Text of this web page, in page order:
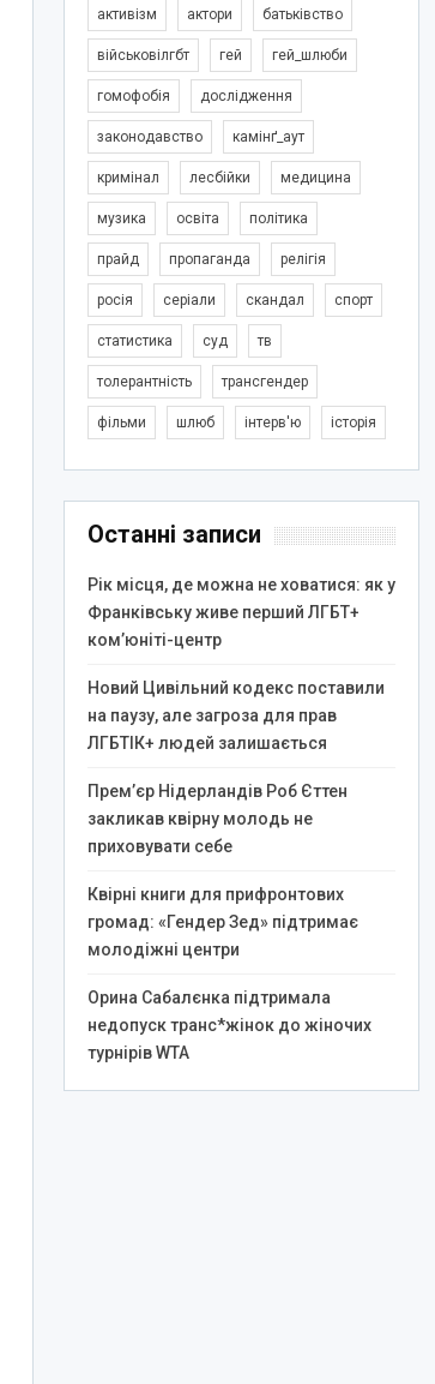
активізм актори батьківство
військовілгбт гей гей_шлюби
гомофобія дослідження
законодавство камінґ_аут
кримінал лесбійки медицина
музика освіта політика
прайд пропаганда релігія
росія серіали скандал спорт
статистика суд тв
толерантність трансгендер
фільми шлюб інтерв'ю історія
Останні записи
Рік місця, де можна не ховатися: як у
Франківську живе перший ЛГБТ+
ком’юніті-центр
Новий Цивільний кодекс поставили
на паузу, але загроза для прав
ЛГБТІК+ людей залишається
Прем’єр Нідерландів Роб Єттен
закликав квірну молодь не
приховувати себе
Квірні книги для прифронтових
громад: «Гендер Зед» підтримає
молодіжні центри
Орина Сабалєнка підтримала
недопуск транс*жінок до жіночих
турнірів WTA